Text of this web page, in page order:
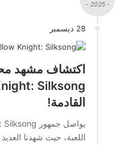
- 2025 -
28 ديسمبر
القادمة!
اللعبة، حيث شهدنا